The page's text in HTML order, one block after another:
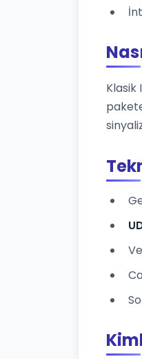
Klasik